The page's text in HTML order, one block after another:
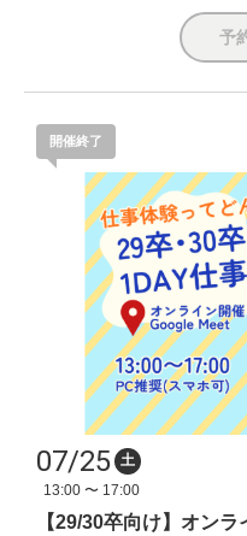
予
開催終了
07/25 土
13:00 〜 17:00
【29/30卒向け】オン